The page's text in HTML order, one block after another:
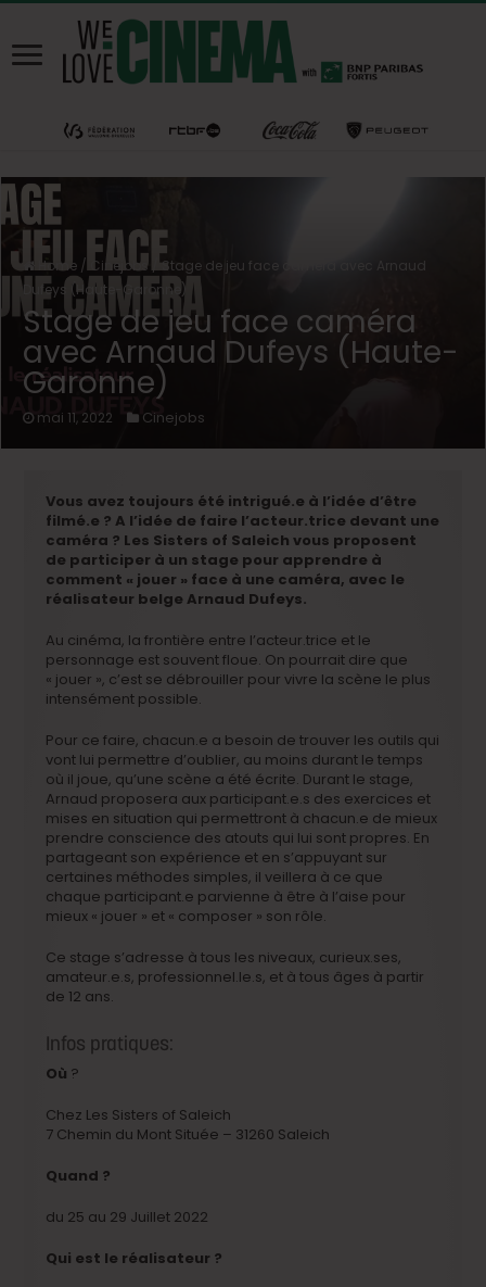
Home / Cinejobs
Stage de jeu face caméra avec Arnaud
Dufeys (Haute-Garonne)
Stage de jeu face caméra
avec Arnaud Dufeys (Haute-
Garonne)
mai 11, 2022 Cinejobs
Vous avez toujours été intrigué.e à l’idée d’être
filmé.e ? A l’idée de faire l’acteur.trice devant une
caméra ? Les Sisters of Saleich vous proposent
de participer à un stage pour apprendre à
comment « jouer » face à une caméra, avec le
réalisateur belge Arnaud Dufeys.
Au cinéma, la frontière entre l’acteur.trice et le
personnage est souvent floue. On pourrait dire que
« jouer », c’est se débrouiller pour vivre la scène le plus
intensément possible.
Pour ce faire, chacun.e a besoin de trouver les outils qui
vont lui permettre d’oublier, au moins durant le temps
où il joue, qu’une scène a été écrite. Durant le stage,
Arnaud proposera aux participant.e.s des exercices et
mises en situation qui permettront à chacun.e de mieux
prendre conscience des atouts qui lui sont propres. En
partageant son expérience et en s’appuyant sur
certaines méthodes simples, il veillera à ce que
chaque participant.e parvienne à être à l’aise pour
mieux « jouer » et « composer » son rôle.
Ce stage s’adresse à tous les niveaux, curieux.ses,
amateur.e.s, professionnel.le.s, et à tous âges à partir
de 12 ans.
Infos pratiques:
Où ?
Chez Les Sisters of Saleich
7 Chemin du Mont Située – 31260 Saleich
Quand ?
du 25 au 29 Juillet 2022
Qui est le réalisateur ?